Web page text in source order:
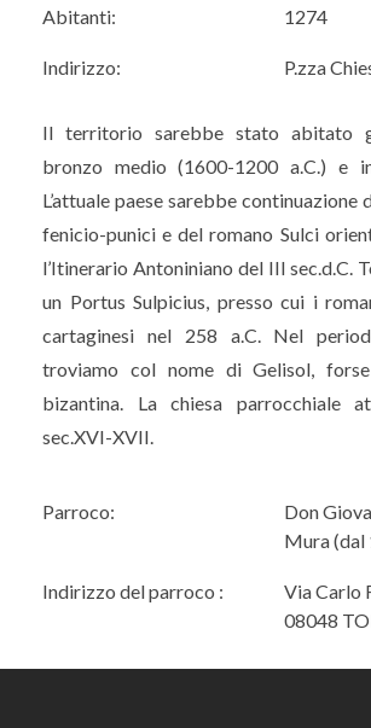
Abitanti: 1274
Indirizzo: P.zza
Il territorio sarebbe stato abitato
bronzo medio (1600-1200 a.C.) e
L’attuale paese sarebbe
fenicio-punici e del romano Sulci
l’Itinerario Antoniniano del III sec.d.C.
un Portus Sulpicius, presso cui i
cartaginesi nel 258 a.C. Nel
troviamo col nome di Gelisol,
bizantina. La chiesa parrocchiale
sec.XVI-XVII.
Parroco:
Don
Mura (dal
Indirizzo del parroco :
Via Carlo
08048